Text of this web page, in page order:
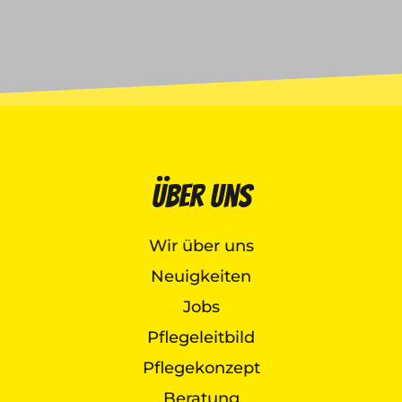
Über uns
Wir über uns
Neuigkeiten
Jobs
Pflegeleitbild
Pflegekonzept